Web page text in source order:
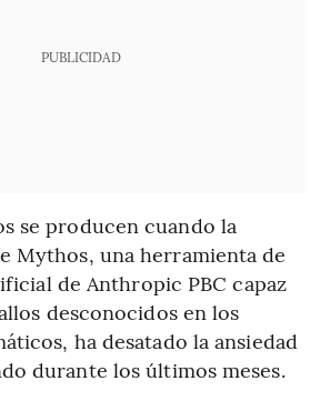
PUBLICIDAD
se producen cuando la
Mythos, una herramienta de
de Anthropic PBC capaz
desconocidos en los
ha desatado la ansiedad
durante los últimos meses.